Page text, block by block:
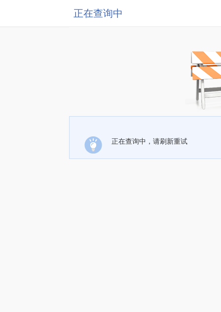
正在查询中
正在查询中，请刷新重试